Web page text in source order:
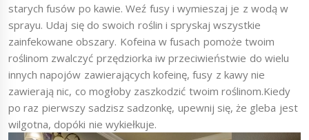
starych fusów po kawie. Weź fusy i wymieszaj je z wodą w
sprayu. Udaj się do swoich roślin i spryskaj wszystkie
zainfekowane obszary. Kofeina w fusach pomoże twoim
roślinom zwalczyć przędziorka iw przeciwieństwie do wielu
innych napojów zawierających kofeinę, fusy z kawy nie
zawierają nic, co mogłoby zaszkodzić twoim roślinom.Kiedy
po raz pierwszy sadzisz sadzonkę, upewnij się, że gleba jest
wilgotna, dopóki nie wykiełkuje.